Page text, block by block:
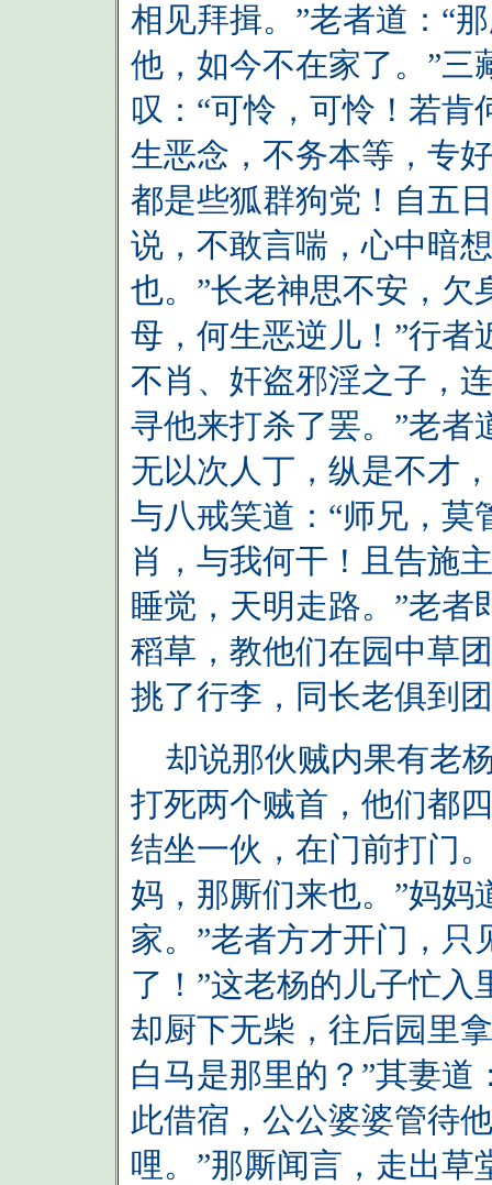
相见拜揖。”老者道：“
他，如今不在家了。”三
叹：“可怜，可怜！若
生恶念，不务本等，专
都是些狐群狗党！自五
说，不敢言喘，心中暗
也。”长老神思不安，欠
母，何生恶逆儿！”行者
不肖、奸盗邪淫之子，
寻他来打杀了罢。”老者
无以次人丁，纵是不才
与八戒笑道：“师兄，莫
肖，与我何干！且告施
睡觉，天明走路。”老
稻草，教他们在园中草
挑了行李，同长老俱到
却说那伙贼内果有老
打死两个贼首，他们都
结坐一伙，在门前打门
妈，那厮们来也。”妈妈
家。”老者方才开门，只
了！”这老杨的儿子忙
却厨下无柴，往后园里
白马是那里的？”其妻道
此借宿，公公婆婆管待
哩。”那厮闻言，走出草